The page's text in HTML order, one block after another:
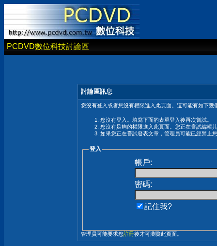
PCDVD數位科技討論區
討論區訊息
您沒有登入或者您沒有權限進入此頁面。這可能有如下幾
您沒有登入。填寫下面的表單登入後再次嘗試。
您沒有足夠的權限進入此頁面。您正在嘗試編輯
如果您正在嘗試發表文章，管理員可能已經禁止
登入
帳戶:
密碼:
記住我?
管理員可能要求您註冊後才可瀏覽此頁面。